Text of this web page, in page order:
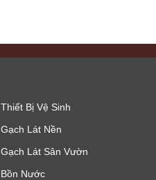
Thiết Bị Vệ Sinh
Gạch Lát Nền
Gạch Lát Sân Vườn
Bồn Nước